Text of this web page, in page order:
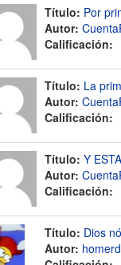
Título: Por
Autor:
Calificación:
Título: La
Autor:
Calificación:
Título: Y
Autor:
Calificación:
Título: Dios
Autor: